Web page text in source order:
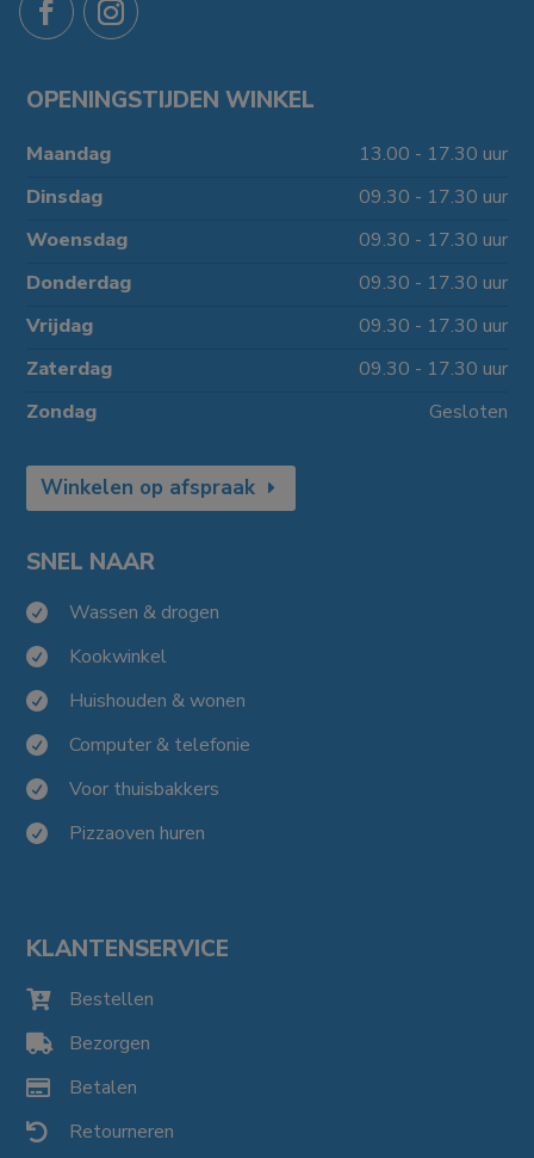
OPENINGSTIJDEN WINKEL
Maandag
13.00 - 17.30 uur
Dinsdag
09.30 - 17.30 uur
Woensdag
09.30 - 17.30 uur
Donderdag
09.30 - 17.30 uur
Vrijdag
09.30 - 17.30 uur
Zaterdag
09.30 - 17.30 uur
Zondag
Gesloten
Winkelen op afspraak
SNEL NAAR
 Wassen & drogen
 Kookwinkel
 Huishouden & wonen
 Computer & telefonie
 Voor thuisbakkers
 Pizzaoven huren
KLANTENSERVICE
 Bestellen
 Bezorgen
 Betalen
 Retourneren